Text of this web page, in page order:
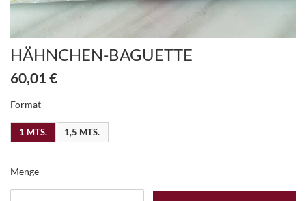
HÄHNCHEN-BAGUETTE
60,01 €
Format
1 MTS. 1,5 MTS.
Menge